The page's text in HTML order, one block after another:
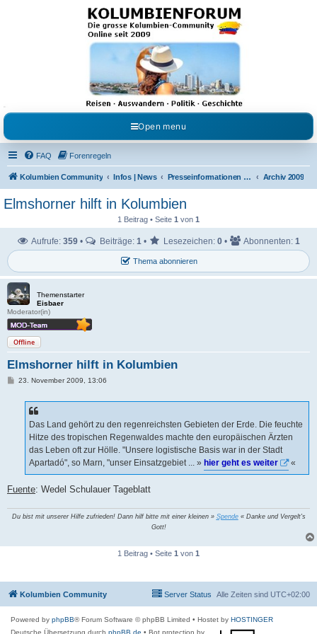
Kolumbienforum - Das
grosse Forum der
Freunde Kolumbiens
Reisen, Auswandern, Kultur, Politik, Geschichte und Visum in Kolumbien und Venezuela.
Austausch, Erfahrungen und Gemeinschaft im Kolumbienforum
Open menu
FAQ Forenregeln
Kolumbien Community Infos | News Presseinformationen & Neuigkeiten Archiv 2009
Elmshorner hilft in Kolumbien
1 Beitrag • Seite 1 von 1
Thema abonnieren
Aufrufe: 359 • Beiträge: 1 • Lesezeichen: 0 • Abonnenten: 1
Themenstarter
Eisbaer
Moderator(in)
Offline
Elmshorner hilft in Kolumbien
B23. November 2009, 13:06
Das Land gehört zu den regenreichsten Gebieten der Erde. Die feuchte
Hitze des tropischen Regenwaldes machte den europäischen Ärzten
das Leben oft zur Hölle. "Unsere logistische Basis war in der Stadt
Apartadó", so Marn, "unser Einsatzgebiet ... » hier geht es weiter «
Fuente: Wedel Schulauer Tageblatt
Du bist mit unserer Hilfe zufrieden! Dann hilf bitte mit einer kleinen » Spende« Danke und Vergelt's
Gott!
1 Beitrag • Seite 1 von 1
Kolumbien Community Alle Zeiten sind UTC+02:00
Server Status
Powered by phpBB® Forum Software © phpBB Limited • Hostet by HOSTINGER
Deutsche Übersetzung durch phpBB.de • Bot protection by